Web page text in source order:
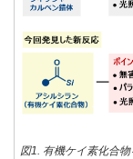
図1. 有機ケイ素化合